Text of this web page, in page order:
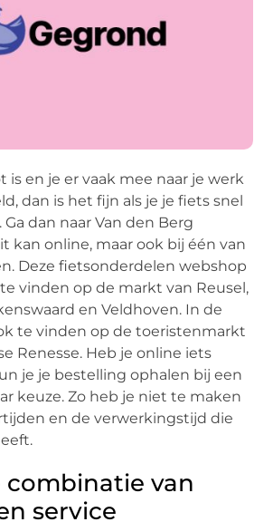
is en je er vaak mee naar je werk
dan is het fijn als je je fiets snel
dan naar Van den Berg
kan online, maar ook bij één van
Deze fietsonderdelen webshop
vinden op de markt van Reusel,
en Veldhoven. In de
te vinden op de toeristenmarkt
Renesse. Heb je online iets
je je bestelling ophalen bij een
keuze. Zo heb je niet te maken
en de verwerkingstijd die
combinatie van
service